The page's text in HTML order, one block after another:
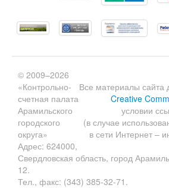
Все материалы сайта
Creative
условии
(в случае
в сети Интернет –
© 2009–2026
«Контрольно-
счетная палата
Арамильского
городского
округа»
Адрес: 624000,
Свердловская область, город
12.
Тел., факс: (343) 385-32-71.